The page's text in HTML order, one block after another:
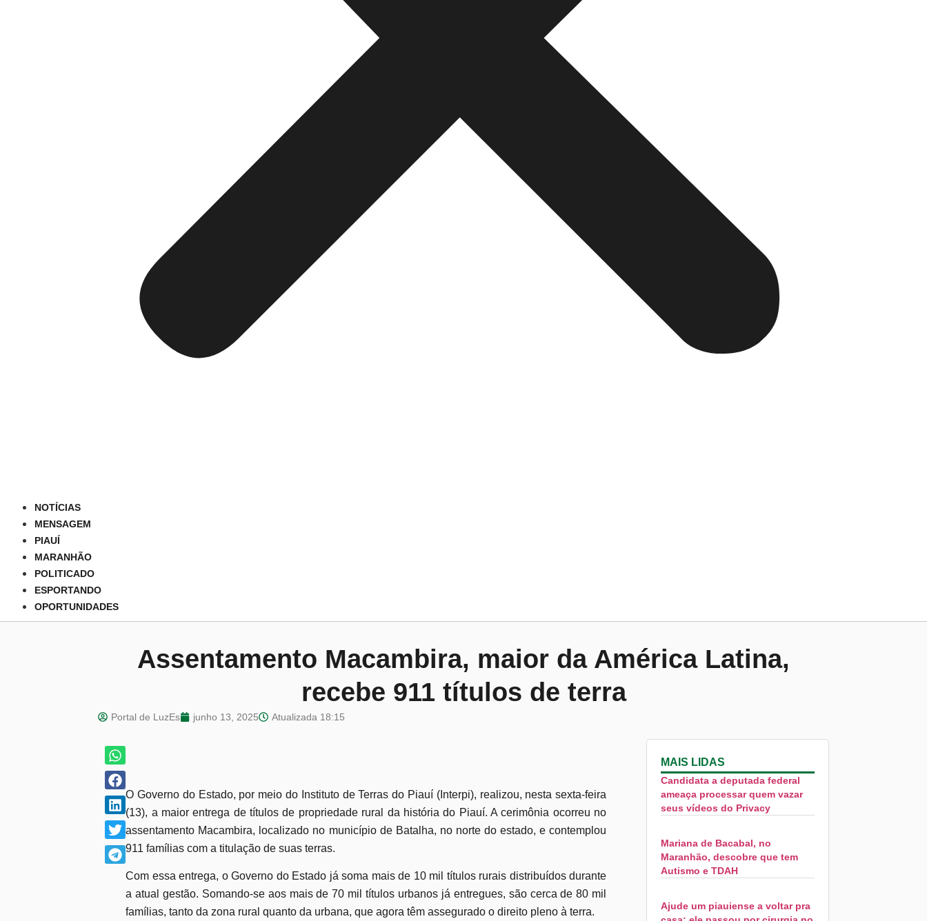
NOTÍCIAS
MENSAGEM
PIAUÍ
MARANHÃO
POLITICADO
ESPORTANDO
OPORTUNIDADES
Assentamento Macambira, maior da América Latina,
recebe 911 títulos de terra
Portal de LuzEs junho 13, 2025 Atualizada 18:15
O Governo do Estado, por meio do Instituto de Terras do Piauí (Interpi), realizou, nesta sexta-feira
(13), a maior entrega de títulos de propriedade rural da história do Piauí. A cerimônia ocorreu no
assentamento Macambira, localizado no município de Batalha, no norte do estado, e contemplou
911 famílias com a titulação de suas terras.
Com essa entrega, o Governo do Estado já soma mais de 10 mil títulos rurais distribuídos durante
a atual gestão. Somando-se aos mais de 70 mil títulos urbanos já entregues, são cerca de 80 mil
famílias, tanto da zona rural quanto da urbana, que agora têm assegurado o direito pleno à terra.
MAIS LIDAS
Candidata a deputada federal
ameaça processar quem vazar
seus vídeos do Privacy
Mariana de Bacabal, no
Maranhão, descobre que tem
Autismo e TDAH
Ajude um piauiense a voltar pra